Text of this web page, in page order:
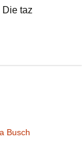
Die taz
Busch